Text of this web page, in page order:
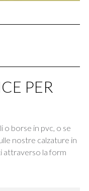
PER
o borse in pvc, o se
nostre calzature in
attraverso la form